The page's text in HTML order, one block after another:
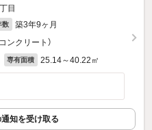
目
数 築3年9ヶ月
ンクリート）
専有面積 25.14～40.22㎡
知を受け取る